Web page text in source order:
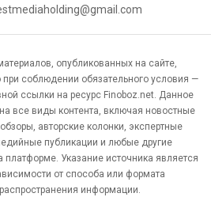
опубликованных на сайте,
при соблюдении обязательного условия —
ссылки на ресурс Finoboz.net. Данное
все виды контента, включая новостные
авторские колонки, экспертные
публикации и любые другие
Указание источника является
от способа или формата
информации.